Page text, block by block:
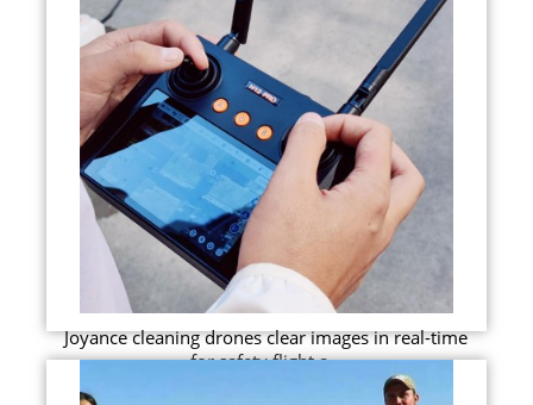
Joyance cleaning drones clear images in real-time
for safety flight a...